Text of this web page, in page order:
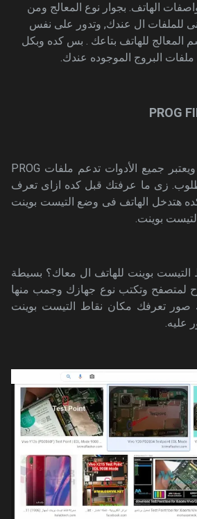
الهاتف. بجوار نوع المعالج ومن
للملفات ال عندك, وتدور على نفس
المعالج للهاتف بتاعك . بس كده وبكل
البروج الموجوده عندك.
طبعا من خلال أى أدة ويعتبر جميع الأدوات تدعم ملفات PROG
زى ما عرفتك قبل كده ازاى تعرف
هتدخل الهاتف فى وضع التيست بوينت
بوينت.
بوينت للهاتف ال معاك؟ بسيطة
لمتصفح وتكتب نوع جهازك وجمب منها
تعرفك مكان نقاط التيست بوينت